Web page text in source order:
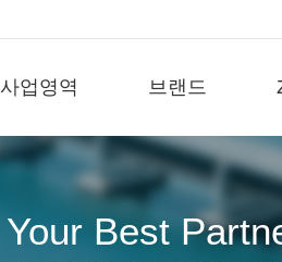
사업영역 브랜드
Your Best